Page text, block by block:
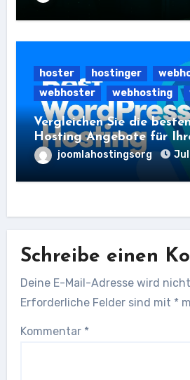
hoster hostinger
webhoster
webhosting
Vergleichen Sie die
Hosting Angebote für
joomlahostingsorg
Schreibe einen
Deine E-Mail-Adresse wird
Erforderliche Felder sind mit *
Kommentar *